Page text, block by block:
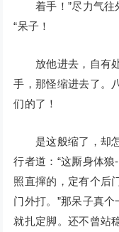
着手！”尽力气往
“呆子！
放他进去，自有处
手，那怪缩进去了。
们的了！
是这般缩了，却怎
行者道：“这厮身体
照直撺的，定有个后
门外打。”那呆子真
就扎定脚。还不曾站